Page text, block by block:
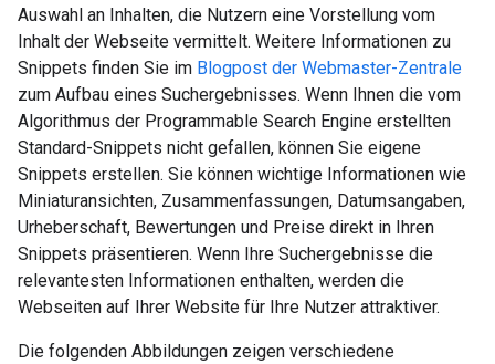
Auswahl an Inhalten, die Nutzern eine Vorstellung vom
Inhalt der Webseite vermittelt. Weitere Informationen zu
Snippets finden Sie im Blogpost der Webmaster-Zentrale
zum Aufbau eines Suchergebnisses. Wenn Ihnen die vom
Algorithmus der Programmable Search Engine erstellten
Standard-Snippets nicht gefallen, können Sie eigene
Snippets erstellen. Sie können wichtige Informationen wie
Miniaturansichten, Zusammenfassungen, Datumsangaben,
Urheberschaft, Bewertungen und Preise direkt in Ihren
Snippets präsentieren. Wenn Ihre Suchergebnisse die
relevantesten Informationen enthalten, werden die
Webseiten auf Ihrer Website für Ihre Nutzer attraktiver.
Die folgenden Abbildungen zeigen verschiedene